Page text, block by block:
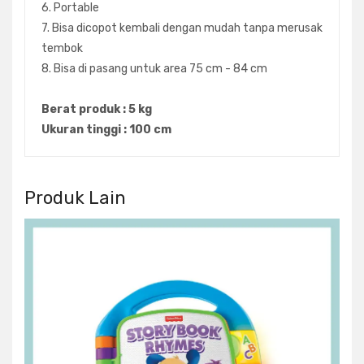
6. Portable
7. Bisa dicopot kembali dengan mudah tanpa merusak
tembok
8. Bisa di pasang untuk area 75 cm - 84 cm
Berat produk : 5 kg
Ukuran tinggi : 100 cm
Produk Lain